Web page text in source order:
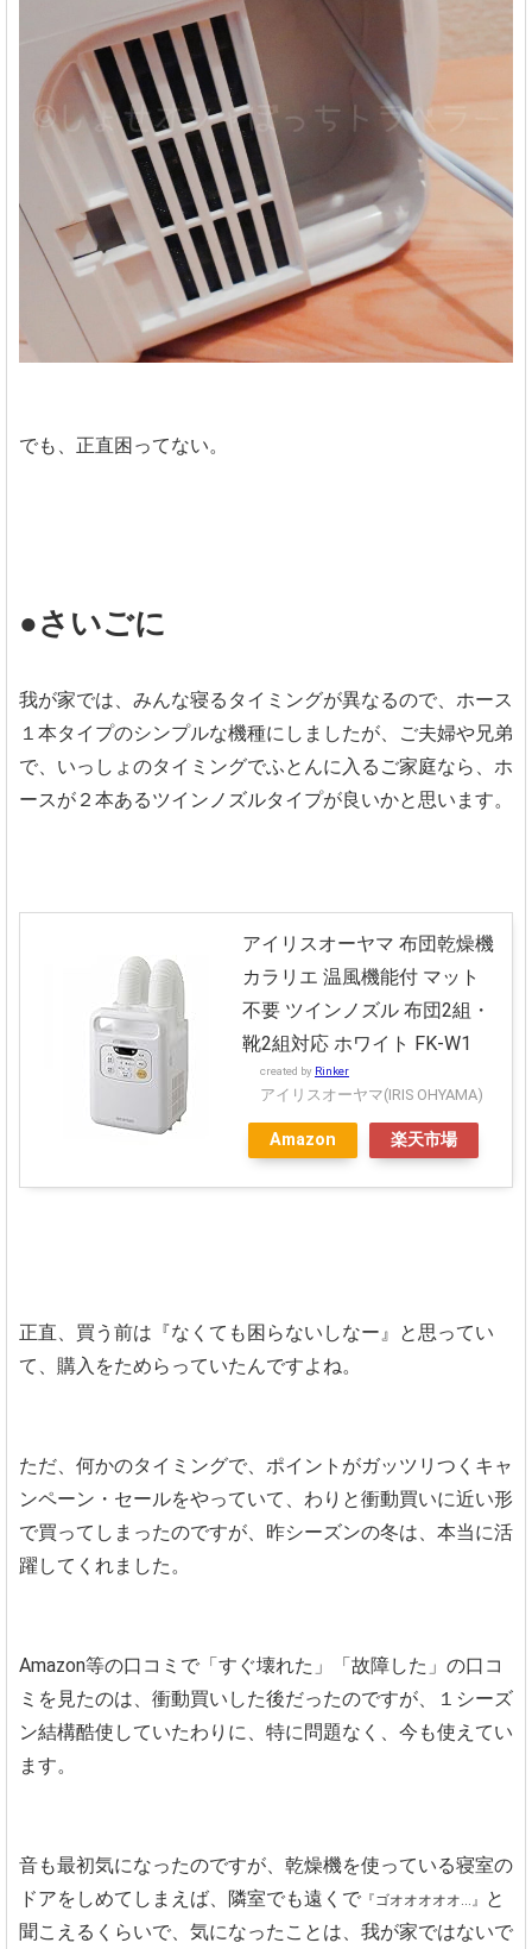
でも、正直困ってない。
●さいごに
我が家では、みんな寝るタイミングが異なるので、ホース
１本タイプのシンプルな機種にしましたが、ご夫婦や兄弟
で、いっしょのタイミングでふとんに入るご家庭なら、ホ
ースが２本あるツインノズルタイプが良いかと思います。
アイリスオーヤマ 布団乾燥機
カラリエ 温風機能付 マット
不要 ツインノズル 布団2組・
靴2組対応 ホワイト FK-W1
created by Rinker
アイリスオーヤマ(IRIS OHYAMA)
Amazon 楽天市場
正直、買う前は『なくても困らないしなー』と思ってい
て、購入をためらっていたんですよね。
ただ、何かのタイミングで、ポイントがガッツリつくキャ
ンペーン・セールをやっていて、わりと衝動買いに近い形
で買ってしまったのですが、昨シーズンの冬は、本当に活
躍してくれました。
Amazon等の口コミで「すぐ壊れた」「故障した」の口コ
ミを見たのは、衝動買いした後だったのですが、１シーズ
ン結構酷使していたわりに、特に問題なく、今も使えてい
ます。
音も最初気になったのですが、乾燥機を使っている寝室の
ドアをしめてしまえば、隣室でも遠くで 『ゴオオオオオ…』
と
聞こえるくらいで、気になったことは、我が家ではないで